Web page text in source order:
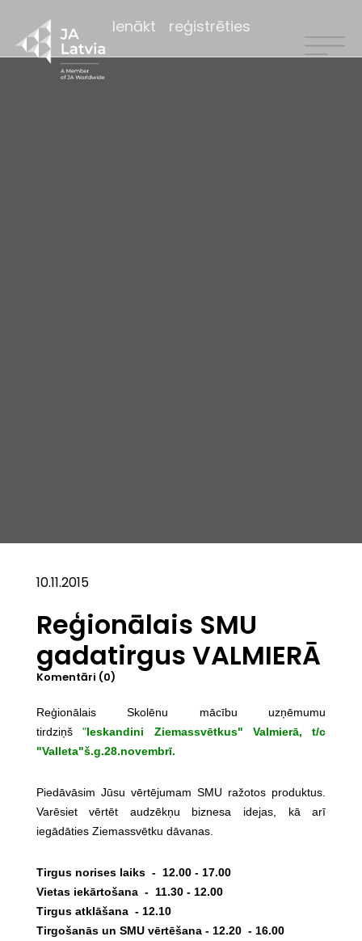
Ienākt reģistrēties
10.11.2015
Reģionālais SMU
gadatirgus VALMIERĀ
Komentāri (0)
Reģionālais Skolēnu mācību uzņēmumu
tirdziņš"Ieskandini Ziemassvētkus" Valmierā, t/c
"Valleta"š.g.28.novembrī.
Piedāvāsim Jūsu vērtējumam SMU ražotos produktus.
Varēsiet vērtēt audzēkņu biznesa idejas, kā arī
iegādāties Ziemassvētku dāvanas.
Tirgus norises laiks - 12.00 - 17.00
Vietas iekārtošana - 11.30 - 12.00
Tirgus atklāšana - 12.10
Tirgošanās un SMU vērtēšana - 12.20 - 16.00